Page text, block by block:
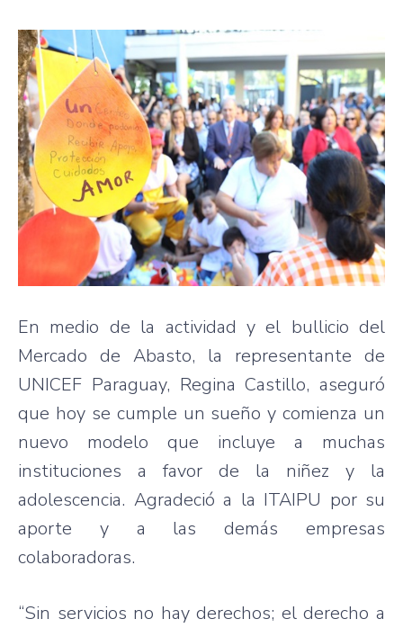
En medio de la actividad y el bullicio del
Mercado de Abasto, la representante de
UNICEF Paraguay, Regina Castillo, aseguró
que hoy se cumple un sueño y comienza un
nuevo modelo que incluye a muchas
instituciones a favor de la niñez y la
adolescencia. Agradeció a la ITAIPU por su
aporte y a las demás empresas
colaboradoras.
“Sin servicios no hay derechos; el derecho a